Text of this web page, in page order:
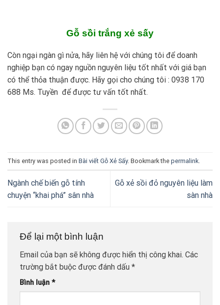
Gỗ sồi trắng xẻ sấy
Còn ngại ngàn gì nửa, hãy liên hệ với chúng tôi để doanh
nghiệp bạn có ngay nguồn nguyên liệu tốt nhất với giá bạn
có thể thỏa thuận được. Hãy gọi cho chúng tôi : 0938 170
688 Ms. Tuyền để được tư vấn tốt nhất.
This entry was posted in Bài viết Gỗ Xẻ Sấy. Bookmark the permalink
Ngành chế biến gỗ tính
chuyện “khai phá” sân nhà
Gỗ xẻ sồi đỏ nguyên liệu làm
sàn nhà
Để lại một bình luận
Email của bạn sẽ không được hiển thị công khai. Các
trường bắt buộc được đánh dấu *
Bình luận *